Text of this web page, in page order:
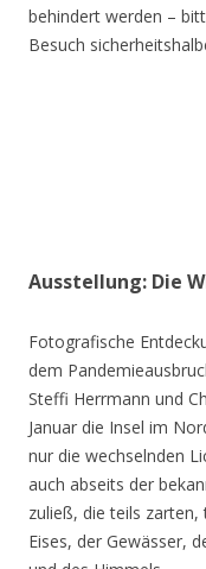
behindert werden –
Besuch
Ausstellung: Die
Fotografische
dem
Steffi Herrmann und
Januar die Insel im
nur die wechselnden
auch abseits der
zuließ, die teils
Eises, der Gewässer,